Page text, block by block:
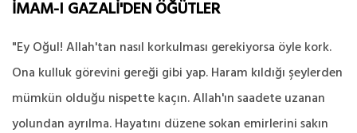
İMAM-I GAZALİ'DEN ÖĞÜTLER
"Ey Oğul! Allah'tan nasıl korkulması gerekiyorsa öyle kork.
Ona kulluk görevini gereği gibi yap. Haram kıldığı şeylerden
mümkün olduğu nispette kaçın. Allah'ın saadete uzanan
yolundan ayrılma. Hayatını düzene sokan emirlerini sakın